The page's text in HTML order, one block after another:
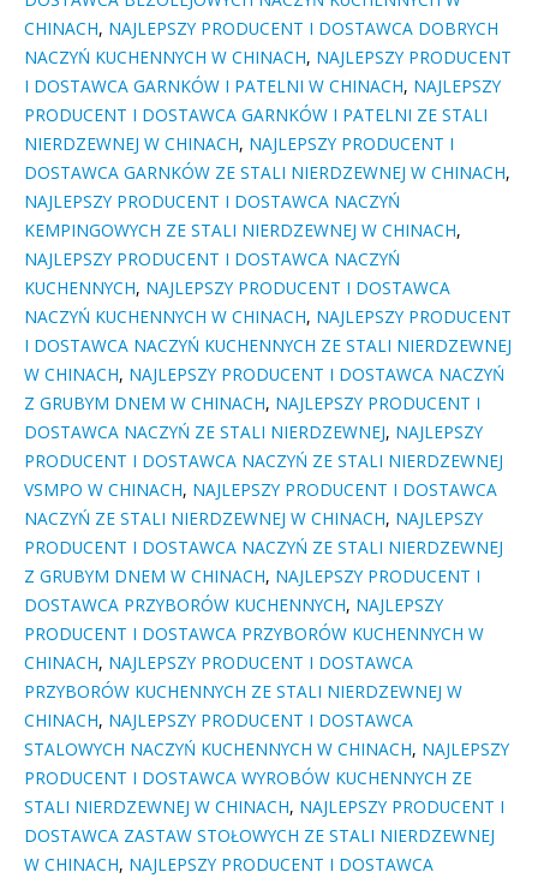
CHINACH, NAJLEPSZY PRODUCENT I DOSTAWCA DOBRYCH
NACZYŃ KUCHENNYCH W CHINACH, NAJLEPSZY PRODUCENT
I DOSTAWCA GARNKÓW I PATELNI W CHINACH, NAJLEPSZY
PRODUCENT I DOSTAWCA GARNKÓW I PATELNI ZE STALI
NIERDZEWNEJ W CHINACH, NAJLEPSZY PRODUCENT I
DOSTAWCA GARNKÓW ZE STALI NIERDZEWNEJ W CHINACH,
NAJLEPSZY PRODUCENT I DOSTAWCA NACZYŃ
KEMPINGOWYCH ZE STALI NIERDZEWNEJ W CHINACH,
NAJLEPSZY PRODUCENT I DOSTAWCA NACZYŃ
KUCHENNYCH, NAJLEPSZY PRODUCENT I DOSTAWCA
NACZYŃ KUCHENNYCH W CHINACH, NAJLEPSZY PRODUCENT
I DOSTAWCA NACZYŃ KUCHENNYCH ZE STALI NIERDZEWNEJ
W CHINACH, NAJLEPSZY PRODUCENT I DOSTAWCA NACZYŃ
Z GRUBYM DNEM W CHINACH, NAJLEPSZY PRODUCENT I
DOSTAWCA NACZYŃ ZE STALI NIERDZEWNEJ, NAJLEPSZY
PRODUCENT I DOSTAWCA NACZYŃ ZE STALI NIERDZEWNEJ
VSMPO W CHINACH, NAJLEPSZY PRODUCENT I DOSTAWCA
NACZYŃ ZE STALI NIERDZEWNEJ W CHINACH, NAJLEPSZY
PRODUCENT I DOSTAWCA NACZYŃ ZE STALI NIERDZEWNEJ
Z GRUBYM DNEM W CHINACH, NAJLEPSZY PRODUCENT I
DOSTAWCA PRZYBORÓW KUCHENNYCH, NAJLEPSZY
PRODUCENT I DOSTAWCA PRZYBORÓW KUCHENNYCH W
CHINACH, NAJLEPSZY PRODUCENT I DOSTAWCA
PRZYBORÓW KUCHENNYCH ZE STALI NIERDZEWNEJ W
CHINACH, NAJLEPSZY PRODUCENT I DOSTAWCA
STALOWYCH NACZYŃ KUCHENNYCH W CHINACH, NAJLEPSZY
PRODUCENT I DOSTAWCA WYROBÓW KUCHENNYCH ZE
STALI NIERDZEWNEJ W CHINACH, NAJLEPSZY PRODUCENT I
DOSTAWCA ZASTAW STOŁOWYCH ZE STALI NIERDZEWNEJ
W CHINACH, NAJLEPSZY PRODUCENT I DOSTAWCA